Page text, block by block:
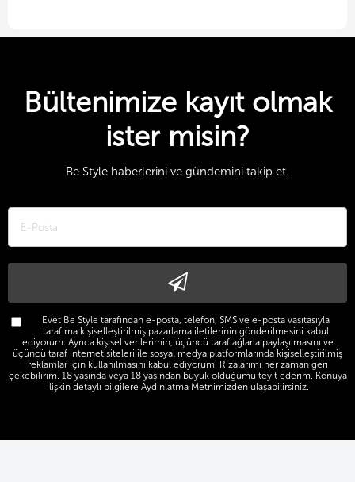
Bültenimize kayıt olmak
ister misin?
Be Style haberlerini ve gündemini takip et.
Evet Be Style tarafından e-posta, telefon, SMS ve e-posta vasıtasıyla
tarafıma kişiselleştirilmiş pazarlama iletilerinin gönderilmesini kabul
ediyorum. Ayrıca kişisel verilerimin, üçüncü taraf ağlarla paylaşılmasını ve
üçüncü taraf internet siteleri ile sosyal medya platformlarında kişiselleştirilmiş
reklamlar için kullanılmasını kabul ediyorum. Rızalarımı her zaman geri
çekebilirim. 18 yaşında veya 18 yaşından büyük olduğumu teyit ederim. Konuya
ilişkin detaylı bilgilere Aydınlatma Metnimizden ulaşabilirsiniz.